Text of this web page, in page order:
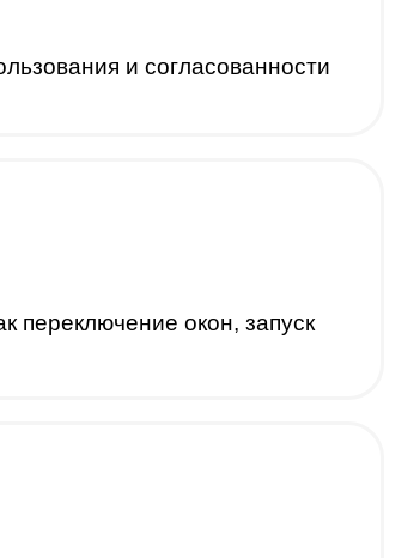
и согласованности
переключение окон, запуск